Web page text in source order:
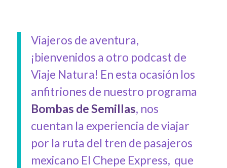
Viajeros de aventura,
¡bienvenidos a otro podcast de
Viaje Natura! En esta ocasión los
anfitriones de nuestro programa
Bombas de Semillas, nos
cuentan la experiencia de viajar
por la ruta del tren de pasajeros
mexicano El Chepe Express, que